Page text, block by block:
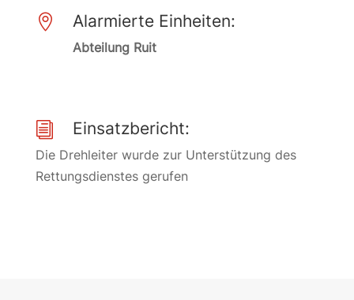
 Alarmierte Einheiten:
Abteilung Ruit
i Einsatzbericht:
Die Drehleiter wurde zur Unterstützung des
Rettungsdienstes gerufen